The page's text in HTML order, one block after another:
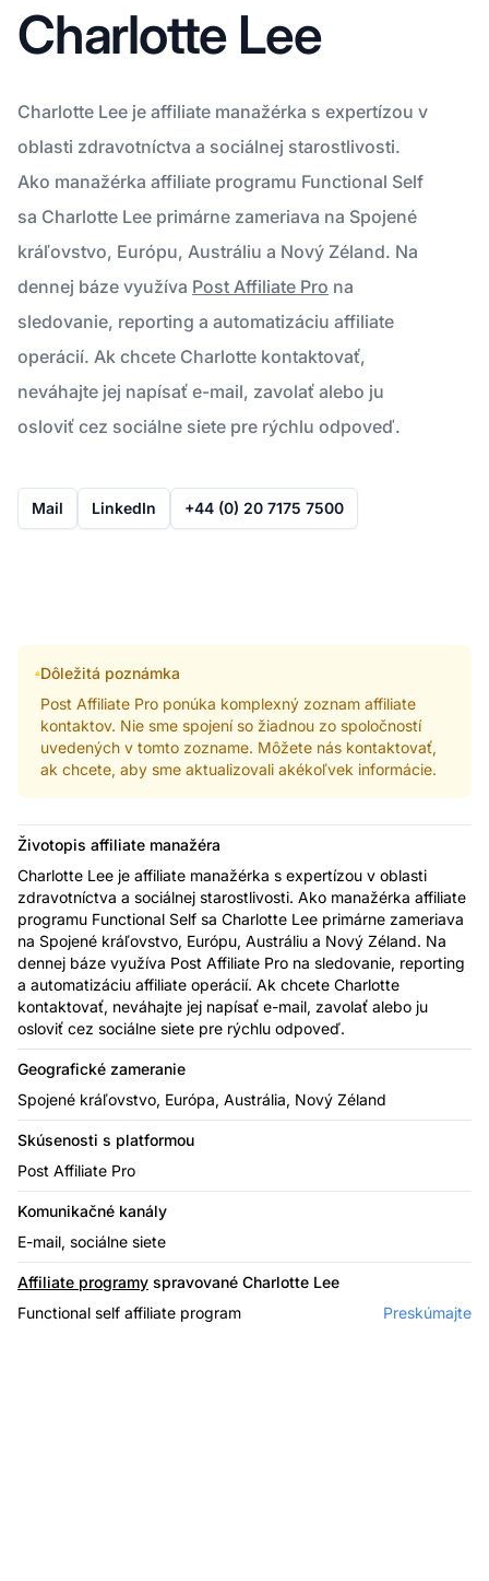
Charlotte Lee
Charlotte Lee je affiliate manažérka s expertízou v
oblasti zdravotníctva a sociálnej starostlivosti.
Ako manažérka affiliate programu Functional Self
sa Charlotte Lee primárne zameriava na Spojené
kráľovstvo, Európu, Austráliu a Nový Zéland. Na
dennej báze využíva Post Affiliate Pro na
sledovanie, reporting a automatizáciu affiliate
operácií. Ak chcete Charlotte kontaktovať,
neváhajte jej napísať e-mail, zavolať alebo ju
osloviť cez sociálne siete pre rýchlu odpoveď.
Mail LinkedIn +44 (0) 20 7175 7500
Dôležitá poznámka
Post Affiliate Pro ponúka komplexný zoznam affiliate
kontaktov. Nie sme spojení so žiadnou zo spoločností
uvedených v tomto zozname. Môžete nás kontaktovať,
ak chcete, aby sme aktualizovali akékoľvek informácie.
Životopis affiliate manažéra
Charlotte Lee je affiliate manažérka s expertízou v oblasti
zdravotníctva a sociálnej starostlivosti. Ako manažérka affiliate
programu Functional Self sa Charlotte Lee primárne zameriava
na Spojené kráľovstvo, Európu, Austráliu a Nový Zéland. Na
dennej báze využíva Post Affiliate Pro na sledovanie, reporting
a automatizáciu affiliate operácií. Ak chcete Charlotte
kontaktovať, neváhajte jej napísať e-mail, zavolať alebo ju
osloviť cez sociálne siete pre rýchlu odpoveď.
Geografické zameranie
Spojené kráľovstvo, Európa, Austrália, Nový Zéland
Skúsenosti s platformou
Post Affiliate Pro
Komunikačné kanály
E-mail, sociálne siete
Affiliate programy spravované Charlotte Lee
Functional self affiliate program
Preskúmajte